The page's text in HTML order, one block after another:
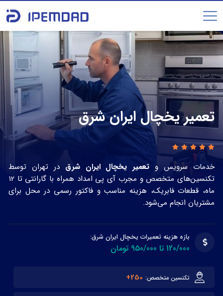
تعمیر یخچال ایران شرق
خدمات سرویس و تعمیر یخچال ایران شرق در تهران توسط
تکنسین‌های متخصص و مجرب آی پی امداد همراه با گارانتی تا 12
ماه، قطعات فابریک، هزینه مناسب و فاکتور رسمی در محل برای
مشتریان انجام می‌شود.
بازه هزینه تعمیرات یخچال ایران شرق:
120/000 تا 950/000 تومان
تکنسین متخصص: 250+